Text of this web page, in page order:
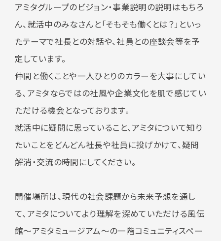
アミタグループのビジョン・事業説明の説明はもちろ
ん、就活中のみなさんと「そもそも働くとは？」といっ
たテーマで社長との対話や、社員との座談会等を予
定しています。
仲間と働くことや一人ひとりのカラーを大事にしてい
る、アミタならではの社風や企業文化を肌で感じてい
ただける機会となっております。
就活中に疑問に思っていること、アミタについて知り
たいことをどんどん社長や社員に投げかけて、疑問
解消・交流の時間にしてください。
開催場所は、現代の社会課題から未来予想を通し
て、アミタについてより理解を深めていただける風伝
館～アミタミュージアム～の一階コミュニティスペー